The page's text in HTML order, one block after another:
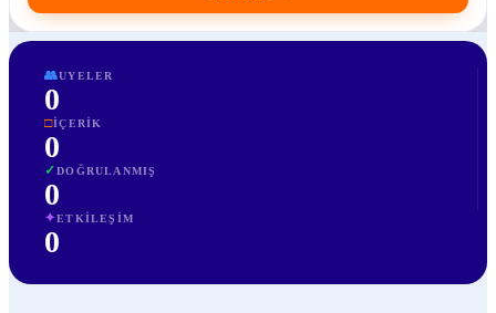
👥UYELER
0
□İÇERIK
0
✓DOĞRULANMIŞ
0
✦ETKILEŞIM
0